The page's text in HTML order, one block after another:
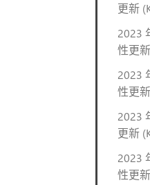
更新
2023
性更
2023
性更
2023
更新
2023
性更